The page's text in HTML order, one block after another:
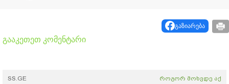
გაზიარება
გააკეთეთ კომენტარი
SS.GE როგორ მოხვდე აქ